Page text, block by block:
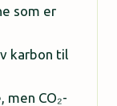
som er
karbon til
CO₂-